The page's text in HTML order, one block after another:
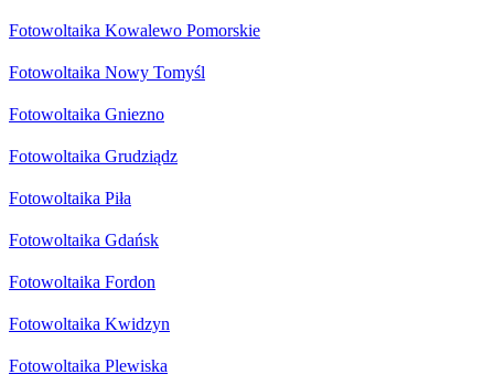
Fotowoltaika Kowalewo Pomorskie
Fotowoltaika Nowy Tomyśl
Fotowoltaika Gniezno
Fotowoltaika Grudziądz
Fotowoltaika Piła
Fotowoltaika Gdańsk
Fotowoltaika Fordon
Fotowoltaika Kwidzyn
Fotowoltaika Plewiska